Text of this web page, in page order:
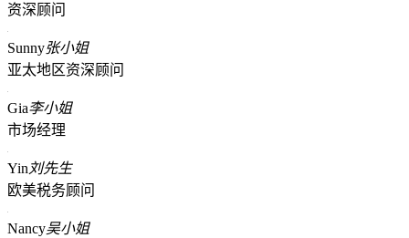
资深顾问
Sunny张小姐
亚太地区资深顾问
Gia李小姐
市场经理
Yin 刘先生
欧美税务顾问
Nancy吴小姐